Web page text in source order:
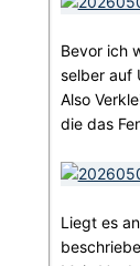
Bevor ich
selber auf
Also
die das
Liegt es